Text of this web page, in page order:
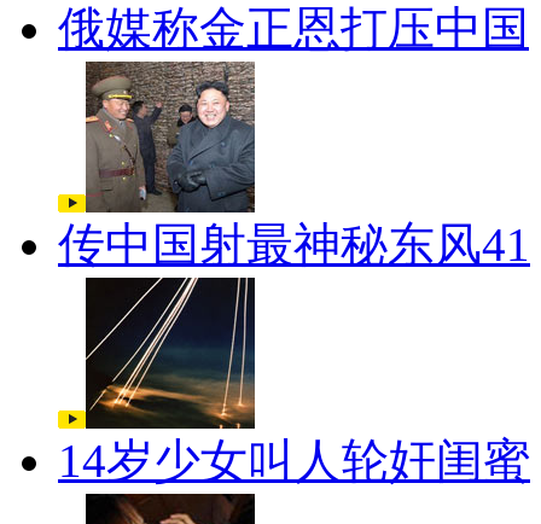
俄媒称金正恩打压中国
传中国射最神秘东风41
14岁少女叫人轮奸闺蜜